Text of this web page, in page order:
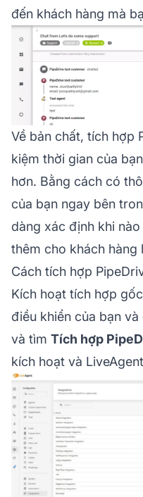
đến khách hàng mà
Về bản chất, tích hợp
kiệm thời gian của
hơn. Bằng cách có
của bạn ngay bên
dàng xác định khi
thêm cho khách hàng
Cách tích hợp
Kích hoạt tích hợp
điều khiển của bạn
và tìm Tích hợp
kích hoạt và